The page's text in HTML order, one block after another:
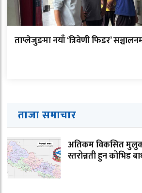
ताप्लेजुङमा नयाँ ‘त्रिवेणी फिडर’
ताजा समाचार
अतिकम विकसित
स्तरोन्नती हुन कोभिड